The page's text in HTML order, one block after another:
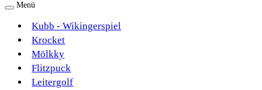
Menü
Kubb - Wikingerspiel
Krocket
Mölkky
Flitzpuck
Leitergolf